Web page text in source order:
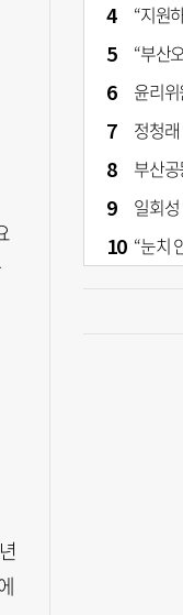
“지원하라
“부산오
윤리위원
정청래 앞세
부산공동
일회성 넘은 ‘
“눈치 안